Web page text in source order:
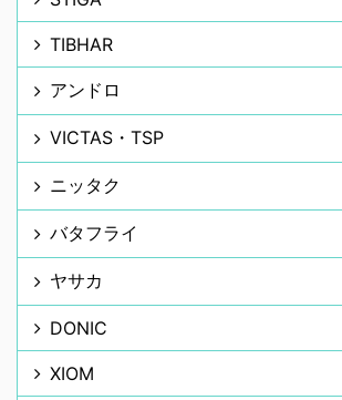
TIBHAR
アンドロ
VICTAS・TSP
ニッタク
バタフライ
ヤサカ
DONIC
XIOM